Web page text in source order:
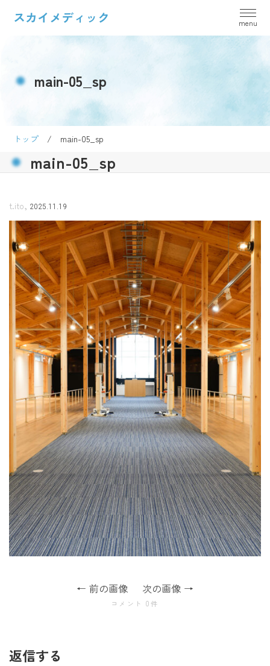
スカイメディック
main-05_sp
トップ / main-05_sp
main-05_sp
t.ito, 2025.11.19
前の画像 次の画像
コメント 0件
返信する